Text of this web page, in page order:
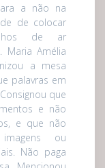
a não na
de colocar
de ar
Maria Amélia
a mesa
palavras em
que
e não
e que não
ou
Não paga